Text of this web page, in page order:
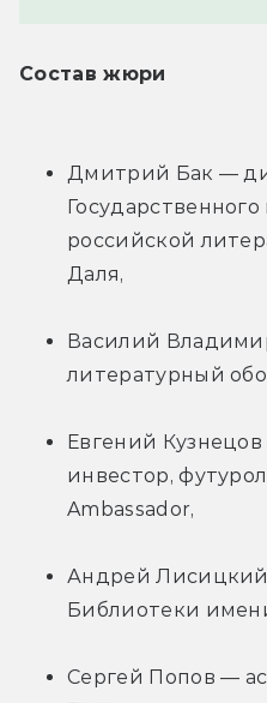
Состав жюри
Дмитрий Бак —
российской
Даля,
Василий
литературный
Евгений
инвестор,
Ambassador,
Андрей
Библиотеки
Сергей Попов —